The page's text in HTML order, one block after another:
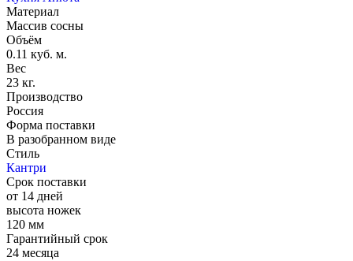
Материал
Массив сосны
Объём
0.11 куб. м.
Вес
23 кг.
Производство
Россия
Форма поставки
В разобранном виде
Стиль
Кантри
Срок поставки
от 14 дней
высота ножек
120 мм
Гарантийный срок
24 месяца